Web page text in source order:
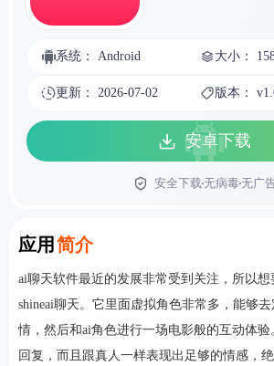
系统： Android 大小：
更新： 2026-07-02 版本：
安卓下载
安全下载无病毒无广
应用 简介
Introduction
ai聊天软件最近的发展非常受到关注，所以想
shineai聊天。它里面虚拟角色非常多，能够
情，然后和ai角色进行一场电影般的互动体
回复，而且跟真人一样表现出足够的情感，